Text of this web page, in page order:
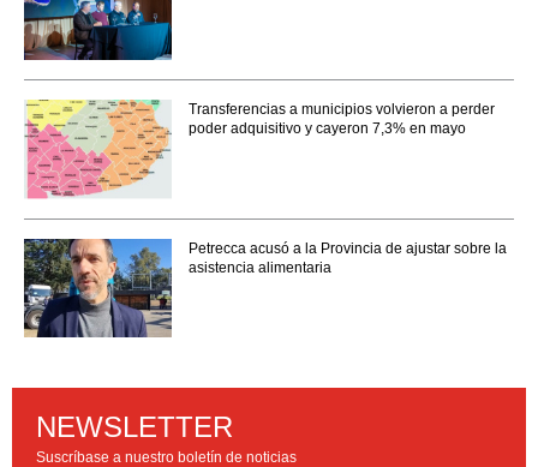
Transferencias a municipios volvieron a perder
poder adquisitivo y cayeron 7,3% en mayo
Petrecca acusó a la Provincia de ajustar sobre la
asistencia alimentaria
NEWSLETTER
Suscríbase a nuestro boletín de noticias